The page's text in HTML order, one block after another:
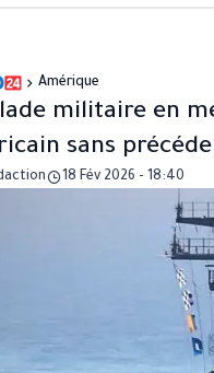
Amérique
militaire en
sans
18 Fév 2026 - 18:40